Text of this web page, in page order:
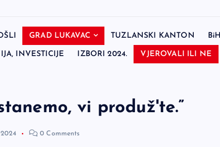
GRAD LUKAVAC TUZLANSKI KANTON BiH
INVESTICIJE IZBORI 2024. VJEROVALI ILI NE
vi produž'te.”
0 Comments